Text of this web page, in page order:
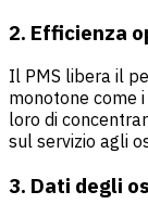
2. Efficienza
Il PMS libera il
monotone come
loro di
sul servizio agli
3. Dati degli